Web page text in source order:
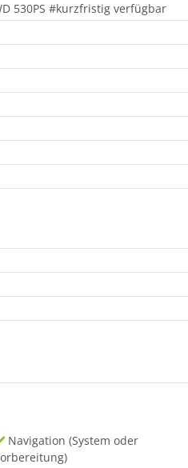
530PS #kurzfristig verfügbar
Navigation (System oder